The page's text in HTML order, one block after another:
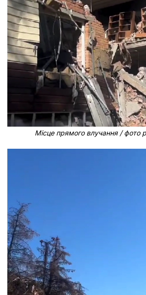
Місце прямого влучання / фото